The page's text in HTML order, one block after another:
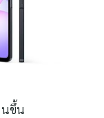
นขึ้น